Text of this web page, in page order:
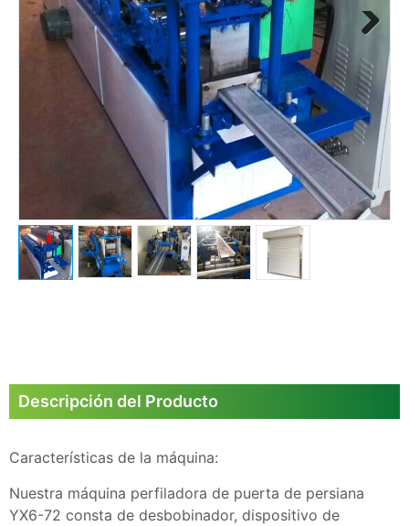
Previous Next
Descripción del Producto
Características de la máquina:
Nuestra máquina perfiladora de puerta de persiana
YX6-72 consta de desbobinador, dispositivo de